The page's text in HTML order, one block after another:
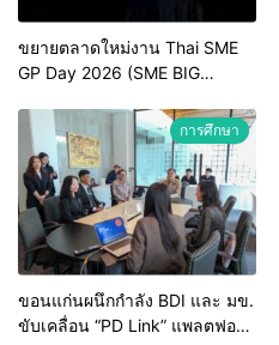
ขยายตลาดใหม่งาน Thai SME
GP Day 2026 (SME BIG
การศึกษา
ขอนแก่นผนึกกำลัง BDI และ มข.
ขับเคลื่อน “PD Link” แพลตฟอร์ม